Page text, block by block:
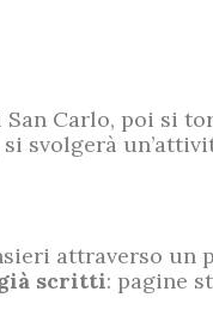
Carlo, poi si
svolgerà
attraverso un
già scritti: pagine